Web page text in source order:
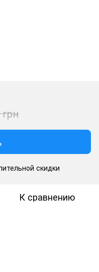
скидки
К сравнению